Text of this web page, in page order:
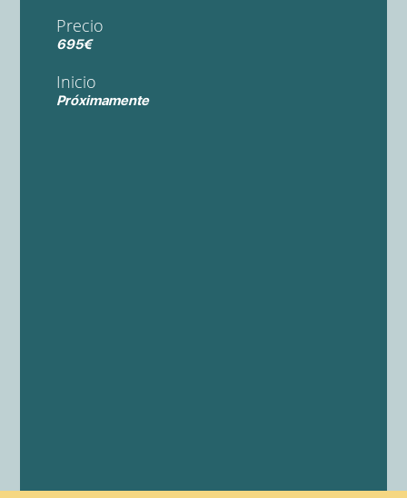
Precio
695€
Inicio
Próximamente